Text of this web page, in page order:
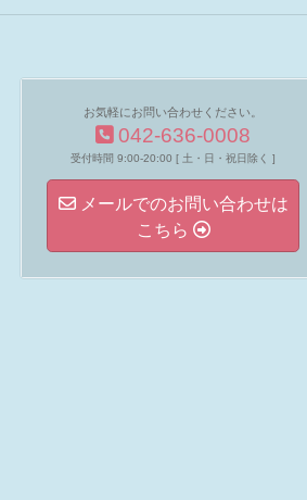
お気軽にお問い合わせください。
042-636-0008
受付時間 9:00-20:00 [ 土・日・祝日除く ]
メールでのお問い合わせは
こちら